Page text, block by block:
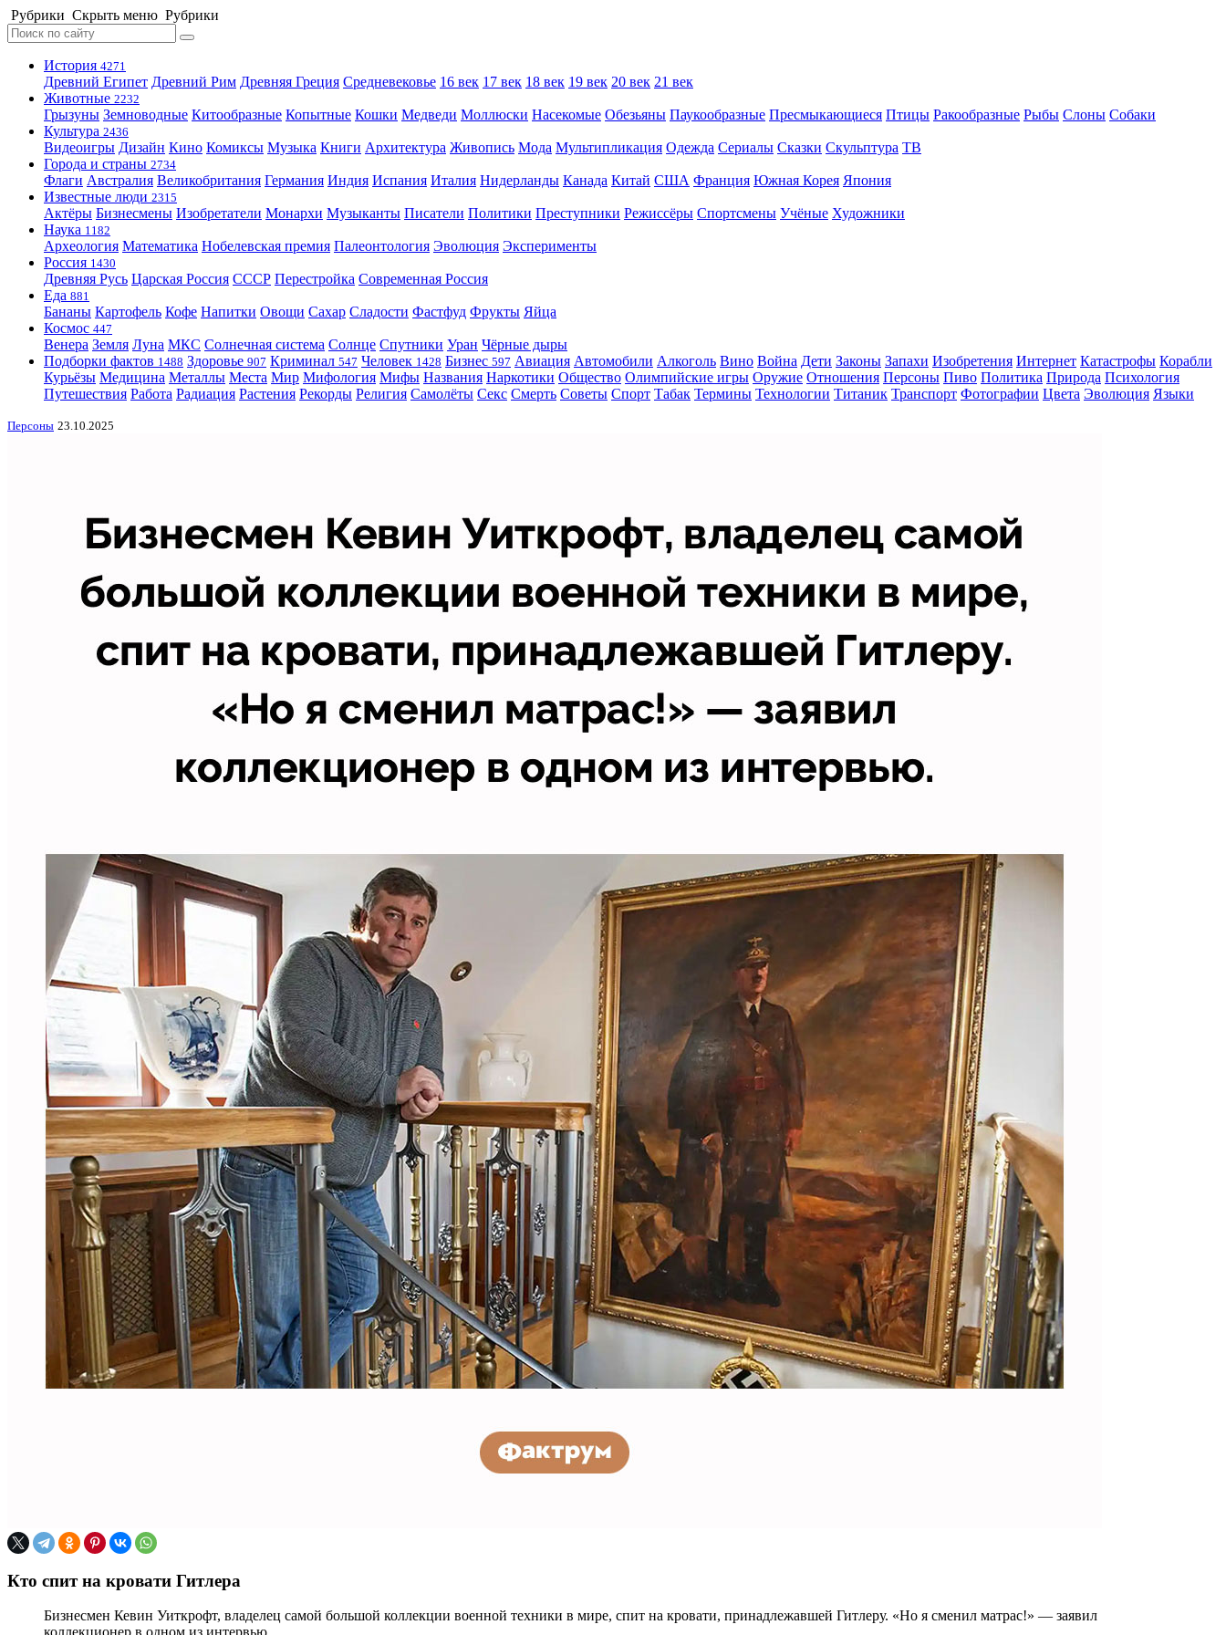
Рубрики Скрыть меню Рубрики
История 4271
Древний Египет Древний Рим Древняя Греция Средневековье 16 век 17 век 18 век 19 век 20 век 21 век
Животные 2232
Грызуны Земноводные Китообразные Копытные Кошки Медведи Моллюски Насекомые Обезьяны Паукообразные Пресмыкающиеся Птицы Ракообразные Рыбы Слоны Собаки
Культура 2436
Видеоигры Дизайн Кино Комиксы Музыка Книги Архитектура Живопись Мода Мультипликация Одежда Сериалы Сказки Скульптура ТВ
Города и страны 2734
Флаги Австралия Великобритания Германия Индия Испания Италия Нидерланды Канада Китай США Франция Южная Корея Япония
Известные люди 2315
Актёры Бизнесмены Изобретатели Монархи Музыканты Писатели Политики Преступники Режиссёры Спортсмены Учёные Художники
Наука 1182
Археология Математика Нобелевская премия Палеонтология Эволюция Эксперименты
Россия 1430
Древняя Русь Царская Россия СССР Перестройка Современная Россия
Еда 881
Бананы Картофель Кофе Напитки Овощи Сахар Сладости Фастфуд Фрукты Яйца
Космос 447
Венера Земля Луна МКС Солнечная система Солнце Спутники Уран Чёрные дыры
Подборки фактов 1488 Здоровье 907 Криминал 547 Человек 1428 Бизнес 597 Авиация Автомобили Алкоголь Вино Война Дети Законы Запахи Изобретения Интернет Катастрофы Корабли
Курьёзы Медицина Металлы Места Мир Мифология Мифы Названия Наркотики Общество Олимпийские игры Оружие Отношения Персоны Пиво Политика Природа Психология
Путешествия Работа Радиация Растения Рекорды Религия Самолёты Секс Смерть Советы Спорт Табак Термины Технологии Титаник Транспорт Фотографии Цвета Эволюция Языки
Персоны 23.10.2025
Кто спит на кровати Гитлера
Бизнесмен Кевин Уиткрофт, владелец самой большой коллекции военной техники в мире, спит на кровати, принадлежавшей Гитлеру. «Но я сменил матрас!» — заявил